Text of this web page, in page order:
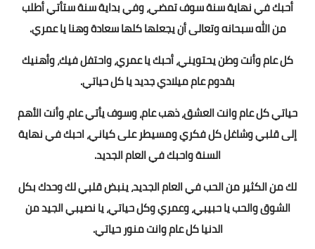
أحبك في نهاية سنة سوف تمضي، وفي بداية سنة ستأتي أطلب
من الله سبحانه وتعالى أن يجعلها كلها سعادة وهنا يا عمري.
كل عام وأنت وطن يحتويني، أحبك يا عمري، واحتفل فيك، وأهنيك
بقدوم عام ميلادي جديد يا كل حياتي.
حياتي كل عام وانت العشق، ذهب عام، وسوف يأتي عام، وأنت الأهم
إلى قلبي وشاغل كل فكري ومسيطر على كياني، احبك في نهاية
السنة واحبك في العام الجديد.
لك من الكثير من الحب في العام الجديد، ينبض قلبي لك وحدك بكل
الشوق والحب يا حبيبي، وعمري وكل حياتي، يا نصيبي الجيد من
الدنيا كل عام وانت منور حياتي.